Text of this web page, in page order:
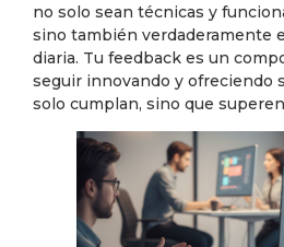
no solo sean técnicas y
sino también verdaderamente
diaria. Tu feedback es un
seguir innovando y ofreciendo
solo cumplan, sino que